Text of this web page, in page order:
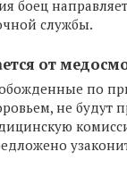
боец
службы.
от
по
не будут